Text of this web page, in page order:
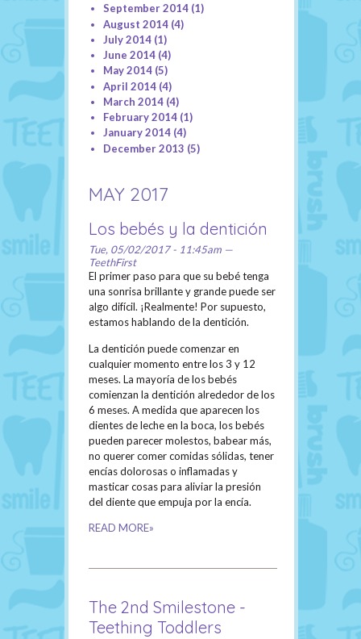
September 2014(1)
August 2014(4)
July 2014(1)
June 2014(4)
May 2014(5)
April 2014(4)
March 2014(4)
February 2014(1)
January 2014(4)
December 2013 (5)
MAY 2017
Los bebés y la dentición
Tue, 05/02/2017 - 11:45am —
TeethFirst
El primer paso para que su bebé tenga
una sonrisa brillante y grande puede ser
algo difícil. ¡Realmente! Por supuesto,
estamos hablando de la dentición.
La dentición puede comenzar en
cualquier momento entre los 3 y 12
meses. La mayoría de los bebés
comienzan la dentición alrededor de los
6 meses. A medida que aparecen los
dientes de leche en la boca, los bebés
pueden parecer molestos, babear más,
no querer comer comidas sólidas, tener
encías dolorosas o inflamadas y
masticar cosas para aliviar la presión
del diente que empuja por la encía.
READ MORE»
The 2nd Smilestone -
Teething Toddlers